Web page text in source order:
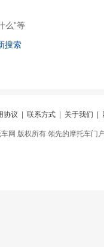
么”等
搜索
协议 联系方式 关于我们
网 版权所有 领先的摩托车门